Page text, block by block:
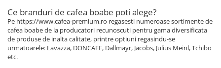
Ce branduri de cafea boabe poti alege?
Pe https://www.cafea-premium.ro regasesti numeroase sortimente de
cafea boabe de la producatori recunoscuti pentru gama diversificata
de produse de inalta calitate, printre optiuni regasindu-se
urmatoarele: Lavazza, DONCAFE, Dallmayr, Jacobs, Julius Meinl, Tchibo
etc.